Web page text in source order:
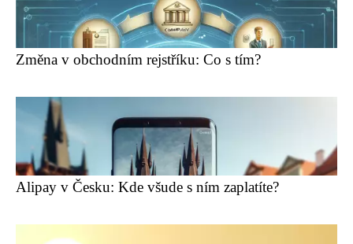
Změna v obchodním rejstříku: Co s tím?
Alipay v Česku: Kde všude s ním zaplatíte?